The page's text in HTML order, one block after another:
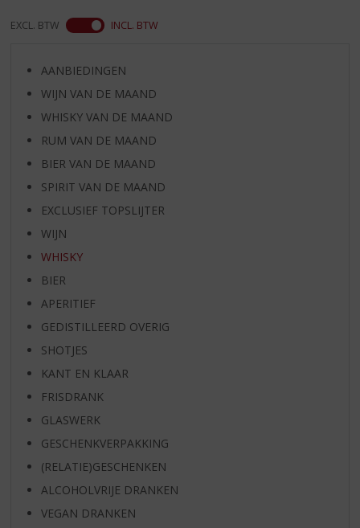
EXCL. BTW INCL. BTW
AANBIEDINGEN
WIJN VAN DE MAAND
WHISKY VAN DE MAAND
RUM VAN DE MAAND
BIER VAN DE MAAND
SPIRIT VAN DE MAAND
EXCLUSIEF TOPSLIJTER
WIJN
WHISKY
BIER
APERITIEF
GEDISTILLEERD OVERIG
SHOTJES
KANT EN KLAAR
FRISDRANK
GLASWERK
GESCHENKVERPAKKING
(RELATIE)GESCHENKEN
ALCOHOLVRIJE DRANKEN
VEGAN DRANKEN